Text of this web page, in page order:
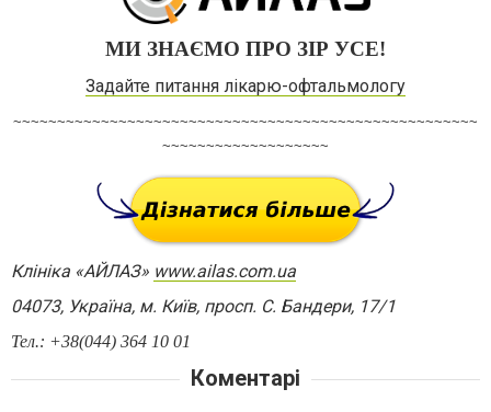
МИ ЗНАЄМО ПРО ЗІР УСЕ!
Задайте питання лікарю-офтальмологу
~~~~~~~~~~~~~~~~~~~~~~~~~~~~~~~~~~~~~~~~~~~~~~~~~~~~~
~~~~~~~~~~~~~~~~~~~
Клініка «АЙЛАЗ» www.ailas.com.ua
04073, Україна, м. Київ, просп. С. Бандери, 17/1
Тел.: +38(044) 364 10 01
Коментарі